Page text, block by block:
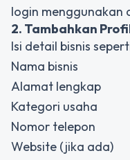
login menggunakan
2. Tambahkan
Isi detail bisnis
Nama bisnis
Alamat lengkap
Kategori usaha
Nomor telepon
Website (jika ada)